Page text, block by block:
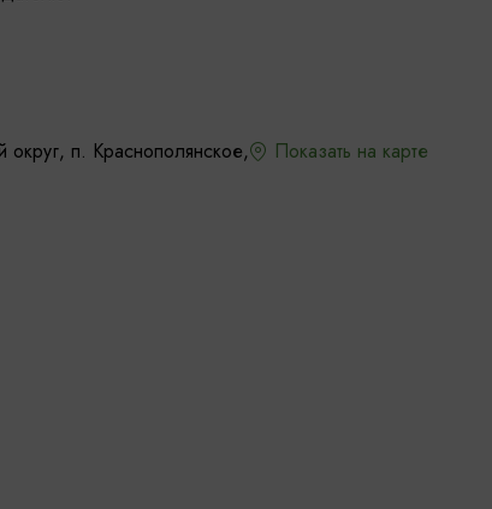
округ, п. Краснополянское, Показать на карте